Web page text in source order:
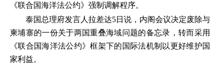
《联合国海洋法公约》强制调解程序。
泰国总理府发言人拉差达5日说，内阁会议决定废除与
柬埔寨的一份关于两国重叠海域问题的备忘录，转而采用
《联合国海洋法公约》框架下的国际法机制以更好维护国
家利益。